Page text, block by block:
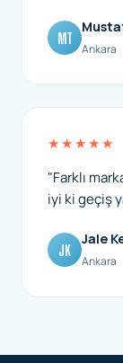
MT
Ankara
★★★★★
"Farklı
iyi ki geçiş
JK
Jale
Ankara